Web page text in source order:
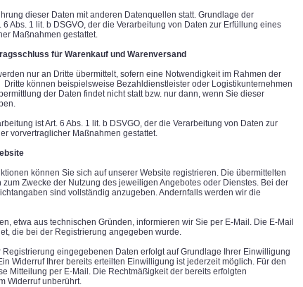
dieser Daten mit anderen Datenquellen statt. Grundlage der
6 Abs. 1 lit. b DSGVO, der die Verarbeitung von Daten zur Erfüllung eines
Maßnahmen gestattet.
für Warenkauf und Warenversand
nur an Dritte übermittelt, sofern eine Notwendigkeit im Rahmen der
Dritte können beispielsweise Bezahldienstleister oder Logistikunternehmen
der Daten findet nicht statt bzw. nur dann, wenn Sie dieser
ist Art. 6 Abs. 1 lit. b DSVGO, der die Verarbeitung von Daten zur
vorvertraglicher Maßnahmen gestattet.
können Sie sich auf unserer Website registrieren. Die übermittelten
Zwecke der Nutzung des jeweiligen Angebotes oder Dienstes. Bei der
sind vollständig anzugeben. Andernfalls werden wir die
etwa aus technischen Gründen, informieren wir Sie per E-Mail. Die E-Mail
die bei der Registrierung angegeben wurde.
Registrierung eingegebenen Daten erfolgt auf Grundlage Ihrer Einwilligung
Widerruf Ihrer bereits erteilten Einwilligung ist jederzeit möglich. Für den
Mitteilung per E-Mail. Die Rechtmäßigkeit der bereits erfolgten
Widerruf unberührt.